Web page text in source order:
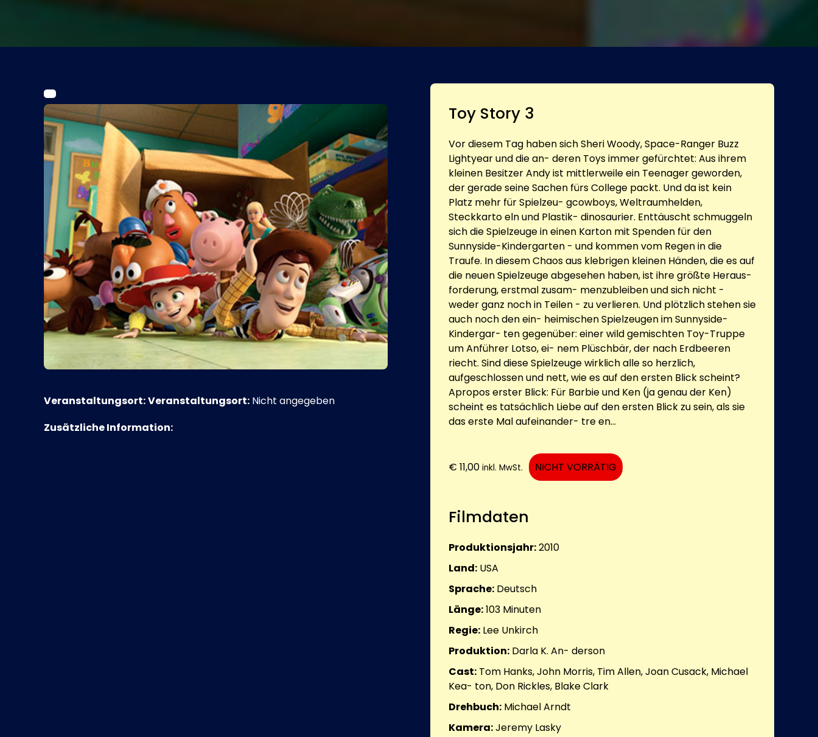
Veranstaltungsort:Veranstaltungsort: Nicht angegeben
Zusätzliche Information:
Toy Story 3
Vor diesem Tag haben sich Sheri Woody, Space-Ranger Buzz
Lightyear und die an- deren Toys immer gefürchtet: Aus ihrem
kleinen Besitzer Andy ist mittlerweile ein Teenager geworden,
der gerade seine Sachen fürs College packt. Und da ist kein
Platz mehr für Spielzeu- gcowboys, Weltraumhelden,
Steckkarto eln und Plastik- dinosaurier. Enttäuscht schmuggeln
sich die Spielzeuge in einen Karton mit Spenden für den
Sunnyside-Kindergarten - und kommen vom Regen in die
Traufe. In diesem Chaos aus klebrigen kleinen Händen, die es auf
die neuen Spielzeuge abgesehen haben, ist ihre größte Heraus-
forderung, erstmal zusam- menzubleiben und sich nicht -
weder ganz noch in Teilen - zu verlieren. Und plötzlich stehen sie
auch noch den ein- heimischen Spielzeugen im Sunnyside-
Kindergar- ten gegenüber: einer wild gemischten Toy-Truppe
um Anführer Lotso, ei- nem Plüschbär, der nach Erdbeeren
riecht. Sind diese Spielzeuge wirklich alle so herzlich,
aufgeschlossen und nett, wie es auf den ersten Blick scheint?
Apropos erster Blick: Für Barbie und Ken (ja genau der Ken)
scheint es tatsächlich Liebe auf den ersten Blick zu sein, als sie
das erste Mal aufeinander- tre en...
€ 11,00 inkl. MwSt. NICHT VORRÄTIG
Filmdaten
Produktionsjahr:2010
Land: USA
Sprache: Deutsch
Länge:103 Minuten
Regie: Lee Unkirch
Produktion: Darla K. An- derson
Cast: Tom Hanks, John Morris, Tim Allen, Joan Cusack, Michael
Kea- ton, Don Rickles, Blake Clark
Drehbuch: Michael Arndt
Kamera:Jeremy Lasky